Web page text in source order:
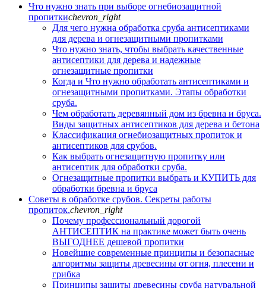
Что нужно знать при выборе огнебиозащитной
пропиткиchevron_right
Для чего нужна обработка сруба антисептиками
для дерева и огнезащитными пропитками
Что нужно знать, чтобы выбрать качественные
антисептики для дерева и надежные
огнезащитные пропитки
Когда и Что нужно обработать антисептиками и
огнезащитными пропитками. Этапы обработки
сруба.
Чем обработать деревянный дом из бревна и бруса.
Виды защитных антисептиков для дерева и бетона
Классификация огнебиозащитных пропиток и
антисептиков для срубов.
Как выбрать огнезащитную пропитку или
антисептик для обработки сруба.
Огнезащитные пропитки выбрать и КУПИТЬ для
обработки бревна и бруса
Советы в обработке срубов. Секреты работы
пропиток.chevron_right
Почему профессиональный дорогой
АНТИСЕПТИК на практике может быть очень
ВЫГОДНЕЕ дешевой пропитки
Новейшие современные принципы и безопасные
алгоритмы защиты древесины от огня, плесени и
грибка
Принципы защиты древесины сруба натуральной